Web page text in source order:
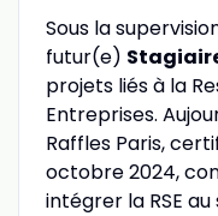
Sous la
futur(e)
projets liés à la
Entreprises.
Raffles Paris,
octobre 2024,
intégrer la RSE